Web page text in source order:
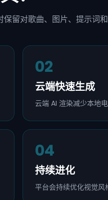
留对歌曲、图片、提示词和
02
云端快速生成
云端 AI 渲染减少本地
04
持续进化
平台会持续优化视觉风